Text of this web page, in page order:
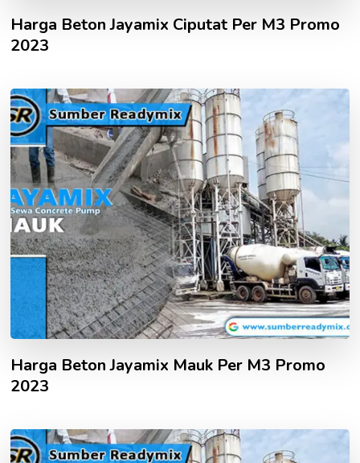
Harga Beton Jayamix Ciputat Per M3 Promo
2023
Harga Beton Jayamix Mauk Per M3 Promo
2023